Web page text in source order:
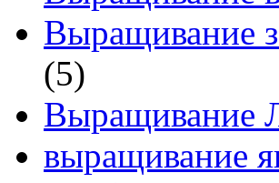
Выращивание
(5)
выращивание